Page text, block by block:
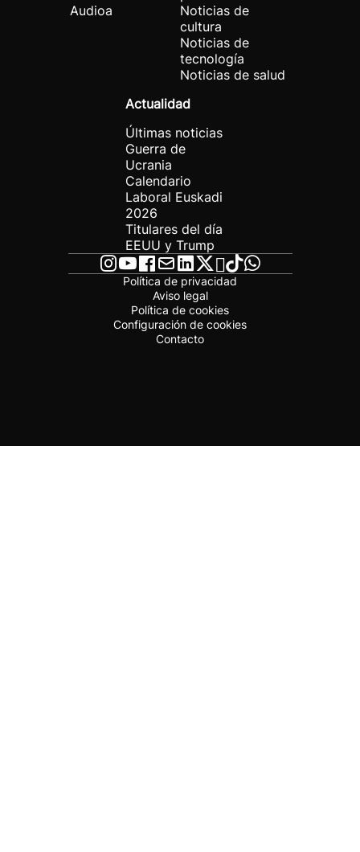
Audioa
Noticias de
cultura
Noticias de
tecnología
Noticias de salud
Actualidad
Últimas noticias
Guerra de
Ucrania
Calendario
Laboral Euskadi
2026
Titulares del día
EEUU y Trump
Política de privacidad
Aviso legal
Política de cookies
Configuración de cookies
Contacto